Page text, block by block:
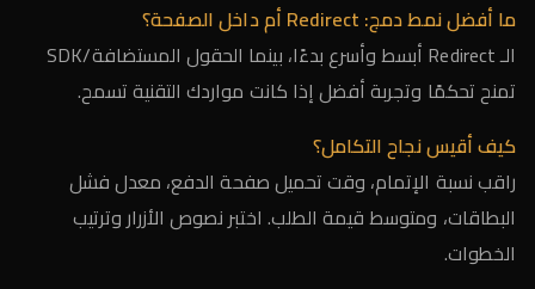
ما أفضل نمط دمج: Redirect أم داخل الصفحة؟
الـ Redirect أبسط وأسرع بدءًا، بينما الحقول المستضافة/SDK
تمنح تحكمًا وتجربة أفضل إذا كانت مواردك التقنية تسمح.
كيف أقيس نجاح التكامل؟
راقب نسبة الإتمام، وقت تحميل صفحة الدفع، معدل فشل
البطاقات، ومتوسط قيمة الطلب. اختبر نصوص الأزرار وترتيب
الخطوات.